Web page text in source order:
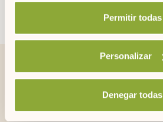
Permitir todas
Personalizar
Denegar todas
ARTIEM CARLOS
Encuéntranos